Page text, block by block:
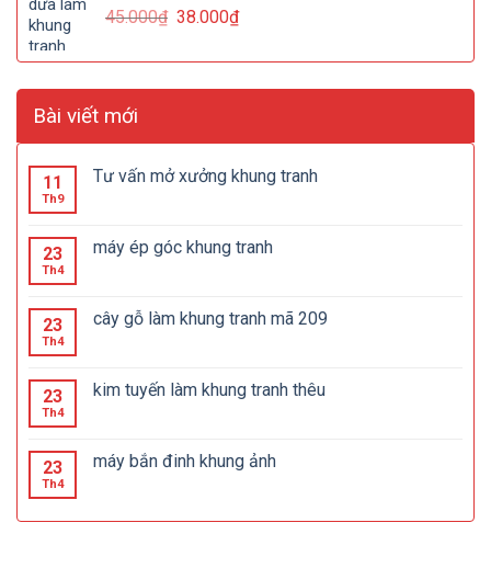
45.000₫ 38.000₫
Bài viết mới
11
Th9
Tư vấn mở xưởng khung tranh
23
Th4
máy ép góc khung tranh
23
Th4
cây gỗ làm khung tranh mã 209
23
Th4
kim tuyến làm khung tranh thêu
23
Th4
máy bắn đinh khung ảnh